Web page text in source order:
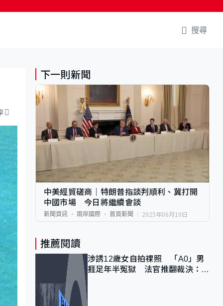
搜尋
下一則新聞
中美經貿磋商｜特朗普指談判順利、冀打開
中國市場 今日將繼續會談
新聞資訊 兩岸國際 首頁新聞 2025年06月10日
推薦閱讀
涉誘12歲女自拍祼照 「A0」男
捱足年半冤獄 法官推翻裁決：抄